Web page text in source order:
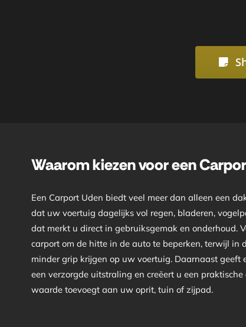
Waarom kiezen voor een
Een Carport Uden biedt veel meer dan alleen een
dat uw voertuig dagelijks vol regen, bladeren,
dat merkt u direct in gebruiksgemak en onderhoud.
carport om de hitte in de auto te beperken, terwijl in
minder grip krijgen op uw voertuig. Daarnaast geeft
een verzorgde uitstraling en creëert u een
waarde toevoegt aan uw oprit, tuin of zijpad.